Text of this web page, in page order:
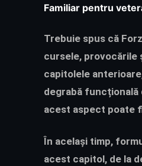
Familiar pentru
Trebuie spus că
cursele, provocările
capitolele
degrabă
acest aspect poate
În același timp,
acest capitol, de la